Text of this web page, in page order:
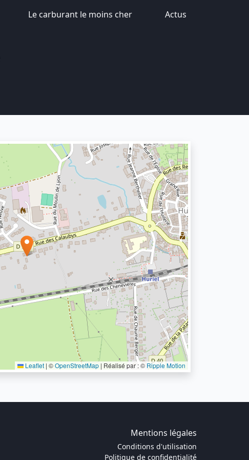
Le carburant le moins cher Actus
Leaflet | ©OpenStreetMap | Réalisé par : © Ripple Motion
Mentions légales
Conditions d'utilisation
Politique de confidentialité